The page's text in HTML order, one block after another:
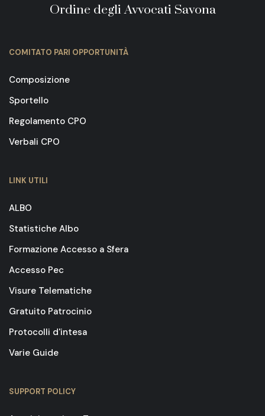
Ordine degli Avvocati Savona
COMITATO PARI OPPORTUNITÀ
Composizione
Sportello
Regolamento CPO
Verbali CPO
LINK UTILI
ALBO
Statistiche Albo
Formazione Accesso a Sfera
Accesso Pec
Visure Telematiche
Gratuito Patrocinio
Protocolli d'intesa
Varie Guide
SUPPORT POLICY